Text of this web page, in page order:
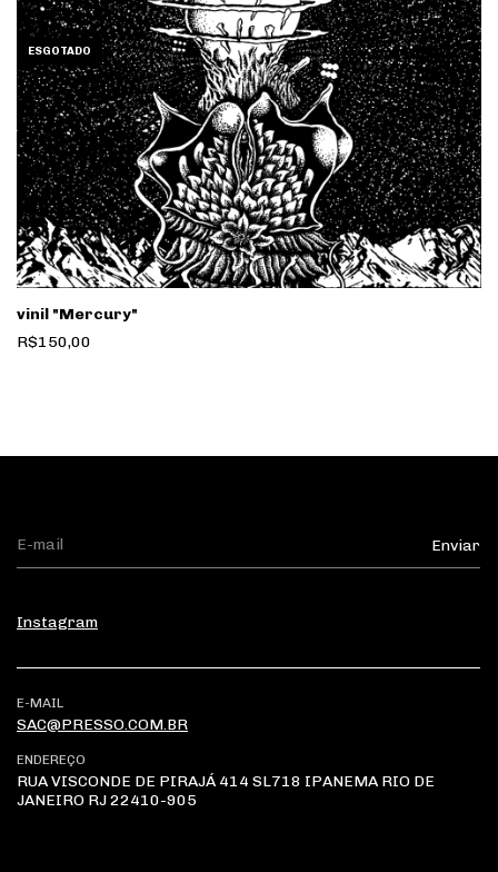
ESGOTADO
vinil "Mercury"
R$150,00
Instagram
E-MAIL
SAC@PRESSO.COM.BR
ENDEREÇO
RUA VISCONDE DE PIRAJÁ 414 SL718 IPANEMA RIO DE
JANEIRO RJ 22410-905